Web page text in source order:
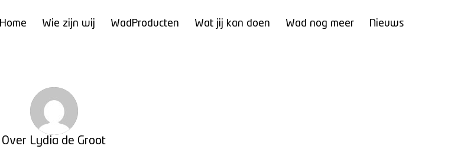
Home Wie zijn wij WadProducten Wat jij kan doen Wad nog meer Nieuws
Over Lydia de Groot